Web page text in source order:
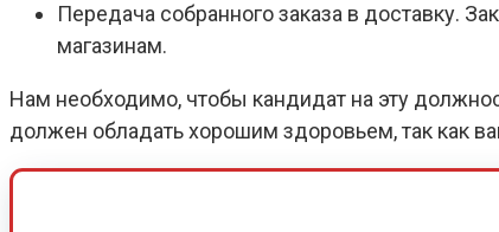
Передача собранного заказа в доставку.
магазинам.
Нам необходимо, чтобы кандидат на эту
должен обладать хорошим здоровьем, так как